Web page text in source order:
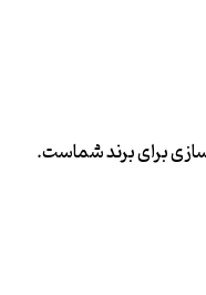
برای برند شماست.